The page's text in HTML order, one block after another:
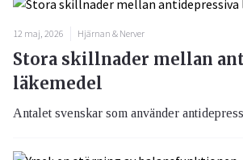
12 maj, 2026 Hjärnan & Nerver
Stora skillnader mellan
läkemedel
Antalet svenskar som använder